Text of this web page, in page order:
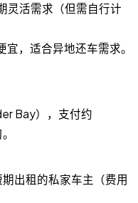
灵活需求（但需自行计
，适合异地还车需求。
Bay），支付约
出租的私家车主（费用